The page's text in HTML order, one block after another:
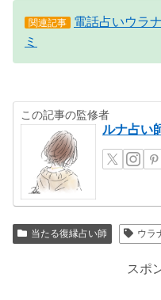
関連記事
電話占いウラ
ミ
この記事の監修者
ルナ占い
当たる復縁占い師 ウラ
スポ